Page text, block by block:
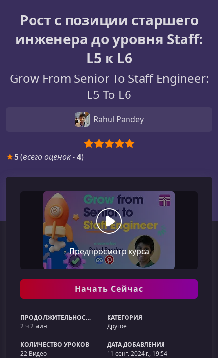
Рост с позиции старшего
инженера до уровня Staff:
L5 к L6
Grow From Senior To Staff Engineer:
L5 To L6
Rahul Pandey
★5(всего оценок-4)
Предпросмотр курса
Начать Сейчас
ПРОДОЛЖИТЕЛЬНОСТЬ
2 ч 2 мин
КАТЕГОРИЯ
Другое
КОЛИЧЕСТВО УРОКОВ
22 Видео
ДАТА ДОБАВЛЕНИЯ
11 сент. 2024 г., 19:54